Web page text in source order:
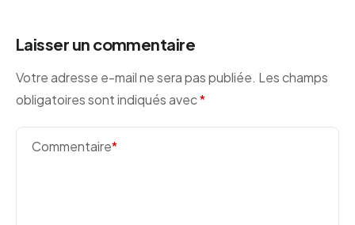
Laisser un commentaire
Votre adresse e-mail ne sera pas publiée. Les champs
obligatoires sont indiqués avec*
Commentaire*